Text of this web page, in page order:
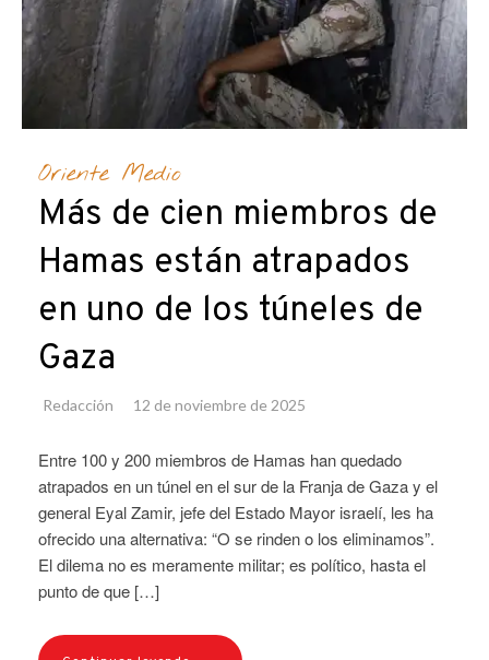
Oriente Medio
Más de cien miembros de
Hamas están atrapados
en uno de los túneles de
Gaza
Redacción 12 de noviembre de 2025
Entre 100 y 200 miembros de Hamas han quedado
atrapados en un túnel en el sur de la Franja de Gaza y el
general Eyal Zamir, jefe del Estado Mayor israelí, les ha
ofrecido una alternativa: “O se rinden o los eliminamos”.
El dilema no es meramente militar; es político, hasta el
punto de que […]